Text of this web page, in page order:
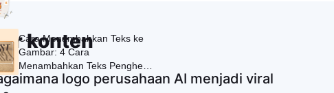
konten
logo perusahaan AI menjadi viral
Cara Menambahkan Teks ke
Gambar: 4 Cara
Menambahkan Teks Penghenti
Gulir